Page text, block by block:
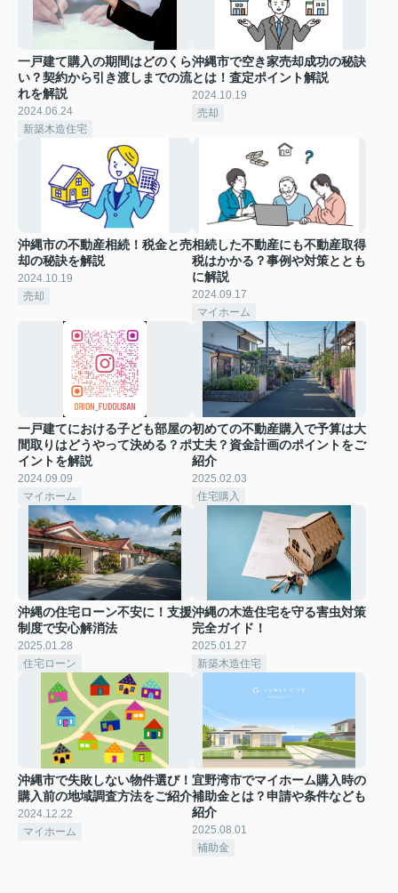
一戸建て購入の期間はどのくら
い？契約から引き渡しまでの流
れを解説
2024.06.24
新築木造住宅
沖縄市で空き家売却成功の秘訣
とは！査定ポイント解説
2024.10.19
売却
沖縄市の不動産相続！税金と売
却の秘訣を解説
2024.10.19
売却
相続した不動産にも不動産取得
税はかかる？事例や対策ととも
に解説
2024.09.17
マイホーム
一戸建てにおける子ども部屋の
間取りはどうやって決める？ポ
イントを解説
2024.09.09
マイホーム
初めての不動産購入で予算は大
丈夫？資金計画のポイントをご
紹介
2025.02.03
住宅購入
沖縄の住宅ローン不安に！支援
制度で安心解消法
2025.01.28
住宅ローン
沖縄の木造住宅を守る害虫対策
完全ガイド！
2025.01.27
新築木造住宅
沖縄市で失敗しない物件選び！
購入前の地域調査方法をご紹介
2024.12.22
マイホーム
宜野湾市でマイホーム購入時の
補助金とは？申請や条件なども
紹介
2025.08.01
補助金